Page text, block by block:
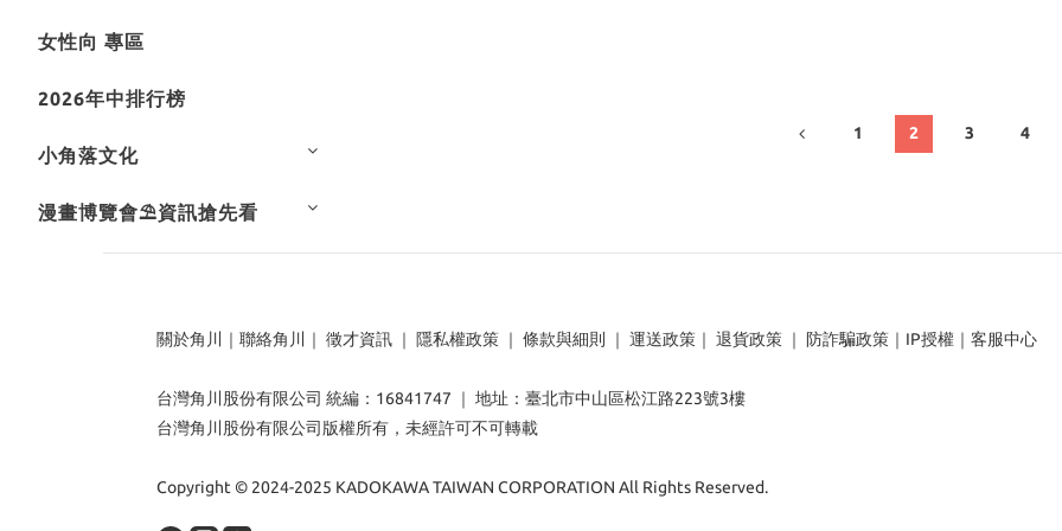
女性向 專區
2026年中排行榜
小角落文化
漫畫博覽會⛱️資訊搶先看
1 2 3 4
關於角川 ｜ 聯絡角川 ｜ 徵才資訊 ｜ 隱私權政策 ｜ 條款與細則 ｜ 運送政策 ｜ 退貨政策 ｜ 防詐騙政策 ｜ IP授權 ｜ 客服中心
台灣角川股份有限公司 統編：16841747 ｜ 地址：臺北市中山區松江路223號3樓
台灣角川股份有限公司版權所有，未經許可不可轉載
Copyright © 2024-2025 KADOKAWA TAIWAN CORPORATION All Rights Reserved.